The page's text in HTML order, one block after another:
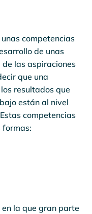
competencias
de unas
las aspiraciones
que una
resultados que
están al nivel
competencias
formas:
la que gran parte